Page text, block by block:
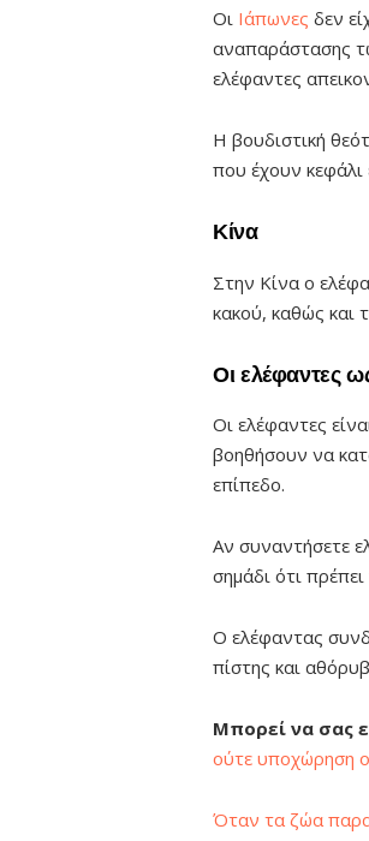
Οι Ιάπωνες δεν
αναπαράστασης
ελέφαντες
H βουδιστική
που έχουν κεφάλι
Κίνα
Στην Κίνα ο
κακού, καθώς και
Οι ελέφαντες
Οι ελέφαντες
βοηθήσουν να
επίπεδο.
Αν συναντήσετε
σημάδι ότι
Ο ελέφαντας
πίστης και
Μπορεί να σας
ούτε υποχώρηση
Όταν τα ζώα